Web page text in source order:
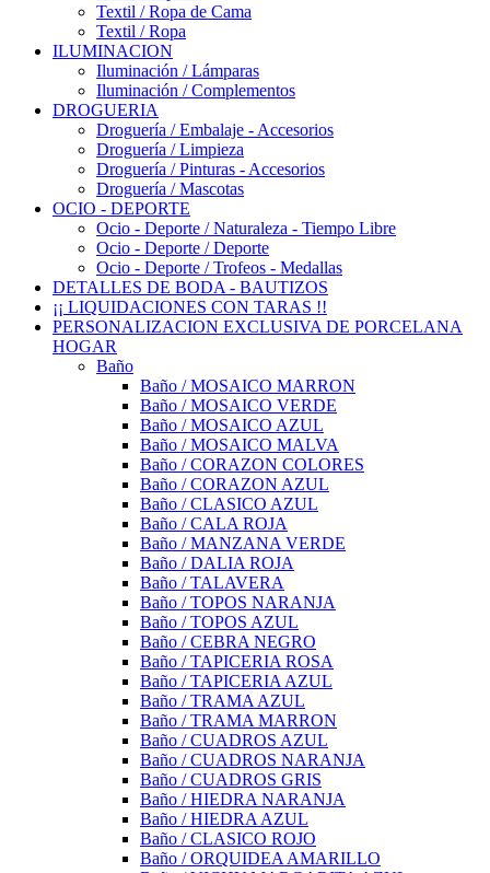
Textil / Ropa de Cama
Textil / Ropa
ILUMINACION
Iluminación / Lámparas
Iluminación / Complementos
DROGUERIA
Droguería / Embalaje - Accesorios
Droguería / Limpieza
Droguería / Pinturas - Accesorios
Droguería / Mascotas
OCIO - DEPORTE
Ocio - Deporte / Naturaleza - Tiempo Libre
Ocio - Deporte / Deporte
Ocio - Deporte / Trofeos - Medallas
DETALLES DE BODA - BAUTIZOS
¡¡ LIQUIDACIONES CON TARAS !!
PERSONALIZACION EXCLUSIVA DE PORCELANA
HOGAR
Baño
Baño / MOSAICO MARRON
Baño / MOSAICO VERDE
Baño / MOSAICO AZUL
Baño / MOSAICO MALVA
Baño / CORAZON COLORES
Baño / CORAZON AZUL
Baño / CLASICO AZUL
Baño / CALA ROJA
Baño / MANZANA VERDE
Baño / DALIA ROJA
Baño / TALAVERA
Baño / TOPOS NARANJA
Baño / TOPOS AZUL
Baño / CEBRA NEGRO
Baño / TAPICERIA ROSA
Baño / TAPICERIA AZUL
Baño / TRAMA AZUL
Baño / TRAMA MARRON
Baño / CUADROS AZUL
Baño / CUADROS NARANJA
Baño / CUADROS GRIS
Baño / HIEDRA NARANJA
Baño / HIEDRA AZUL
Baño / CLASICO ROJO
Baño / ORQUIDEA AMARILLO